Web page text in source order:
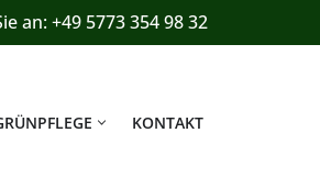
an: +49 5773 354 98 32
KONTAKT